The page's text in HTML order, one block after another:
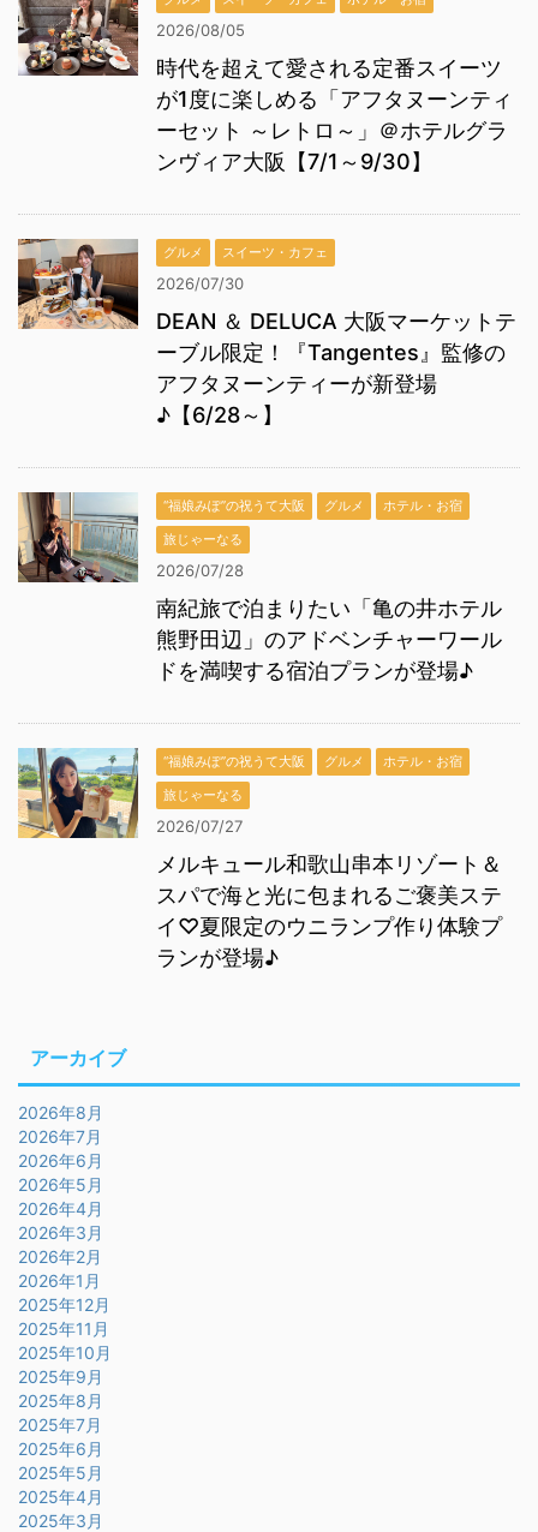
2026/08/05
時代を超えて愛される定番スイーツ
が1度に楽しめる「アフタヌーンティ
ーセット ～レトロ～」＠ホテルグラ
ンヴィア大阪【7/1～9/30】
グルメ スイーツ・カフェ
2026/07/30
DEAN ＆ DELUCA 大阪マーケットテ
ーブル限定！『Tangentes』監修の
アフタヌーンティーが新登場
♪【6/28～】
“福娘みぽ”の祝うて大阪 グルメ
ホテル・お宿
旅じゃーなる
2026/07/28
南紀旅で泊まりたい「亀の井ホテル
熊野田辺」のアドベンチャーワール
ドを満喫する宿泊プランが登場♪
“福娘みぽ”の祝うて大阪 グルメ
ホテル・お宿
旅じゃーなる
2026/07/27
メルキュール和歌山串本リゾート＆
スパで海と光に包まれるご褒美ステ
イ♡夏限定のウニランプ作り体験プ
ランが登場♪
アーカイブ
2026年8月
2026年7月
2026年6月
2026年5月
2026年4月
2026年3月
2026年2月
2026年1月
2025年12月
2025年11月
2025年10月
2025年9月
2025年8月
2025年7月
2025年6月
2025年5月
2025年4月
2025年3月